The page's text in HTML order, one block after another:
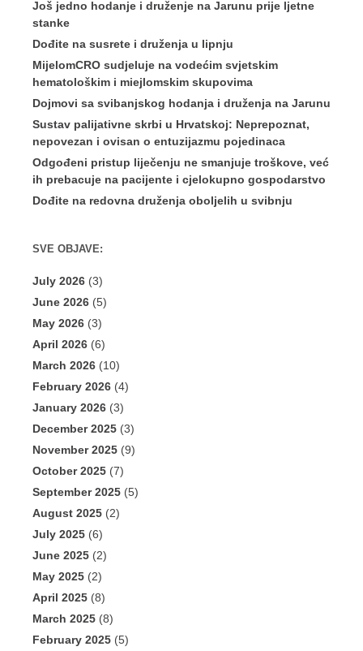
Još jedno hodanje i druženje na Jarunu prije ljetne
stanke
Dođite na susrete i druženja u lipnju
MijelomCRO sudjeluje na vodećim svjetskim
hematološkim i miejlomskim skupovima
Dojmovi sa svibanjskog hodanja i druženja na Jarunu
Sustav palijativne skrbi u Hrvatskoj: Neprepoznat,
nepovezan i ovisan o entuzijazmu pojedinaca
Odgođeni pristup liječenju ne smanjuje troškove, već
ih prebacuje na pacijente i cjelokupno gospodarstvo
Dođite na redovna druženja oboljelih u svibnju
SVE OBJAVE:
July 2026 (3)
June 2026 (5)
May 2026 (3)
April 2026 (6)
March 2026 (10)
February 2026 (4)
January 2026 (3)
December 2025 (3)
November 2025 (9)
October 2025 (7)
September 2025 (5)
August 2025 (2)
July 2025 (6)
June 2025 (2)
May 2025 (2)
April 2025 (8)
March 2025 (8)
February 2025 (5)